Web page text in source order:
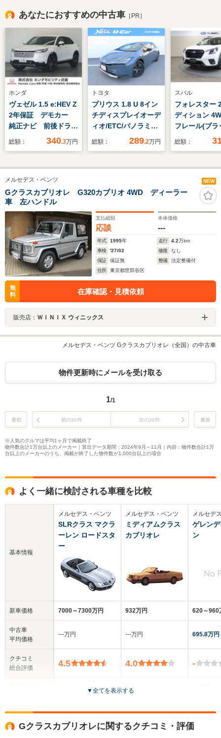
あなたにおすすめの中古車 ［PR］
ホンダ
ヴェゼル 1.5 e:HEV Z
2年保証 デモカー
純正ナビ 前後ドラレ
コ ETC バックカメ
Bluetooth TV ス
マートキー2個 ブラ
インドスポットインフ
ォメーション ワイヤ
レス充電器
総額： 340.3万円
トヨタ
プリウス 1.8 U 8イン
チディスプレイオーデ
ィオ/ETC/パノラミッ
クビューモニター/フ
ル
総額： 289.2万円
スバル
フォレスター
ディション
フレール(ブラ
装)/運転席&
シートポジシ
リー機能/ステ
グヒーター/シ
ーター(後席
ハイ&ロービ
総額：
メルセデス・ベンツ NEW
Gクラスカブリオレ G320カブリオ 4WD ディーラー
車 左ハンドル
支払総額
応談
本体価格
---
年式 1995年 走行 4.2万km
車検
'27/02 修復
なし
保証
保証無 整備
法定整備付
住所
東京都世田谷区
無
料
在庫確認・見積依頼
販売店： ＷＩＮＩＸ ウィニックス
メルセデス・ベンツ Gクラスカブリオレ（全国）の中古車
物件更新時にメールを受け取る
1/1
最初 前の30件 次の30件 最後
※人気のクルマは平均1ヶ月で掲載終了
物件数合計1万台以上のメーカー｜算出データ期間：2024年9月～11月｜内容：物件数合計1万
台以上のメーカーのうち、掲載が終了した物件数が1,000台以上の場合
よく一緒に検討される車種を比較
基本情報
新車価格
中古車
平均価格
クチコミ
総合評価
メルセデス・ベンツ
SLRクラス マクラ
ーレン ロードスタ
ー
7000～7300万円
‐‐‐万円
4.5
全高
メルセデス・ベンツ
ミディアムクラス
カブリオレ
932万円
‐‐‐万円
4.0
4人
メルセデ
ゲレン
ン
620～960
695.8万円
-
▼全てを表示する
Gクラスカブリオレに関するクチコミ・評価